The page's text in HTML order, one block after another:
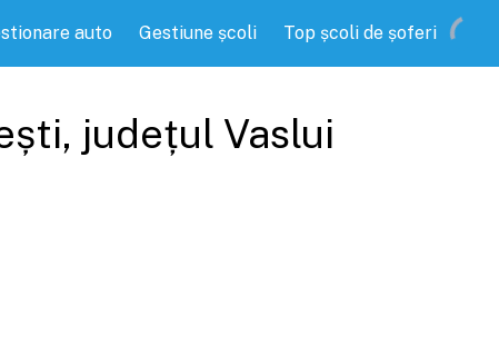
auto Gestiune școli Top școli de șoferi
, județul Vaslui